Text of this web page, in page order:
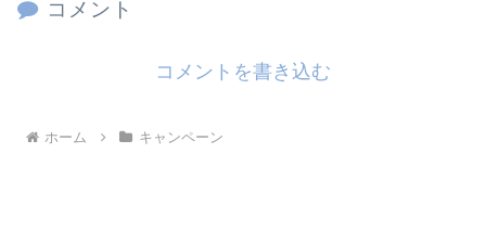
コメント
コメントを書き込む
ホーム キャンペーン